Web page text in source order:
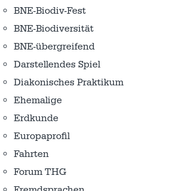
BNE-Biodiv-Fest
BNE-Biodiversität
BNE-übergreifend
Darstellendes Spiel
Diakonisches Praktikum
Ehemalige
Erdkunde
Europaprofil
Fahrten
Forum THG